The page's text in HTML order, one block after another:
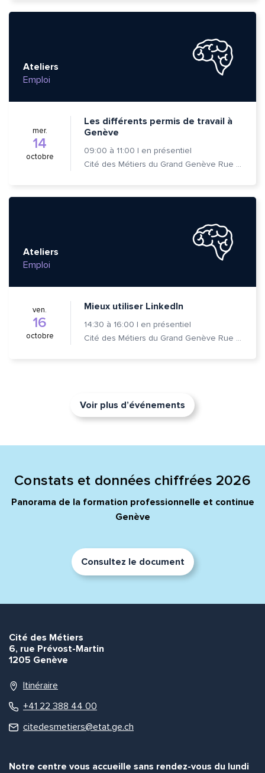
Ateliers
Emploi
mer.
14
octobre
Les différents permis de travail à
Genève
09:00 à 11:00 | en présentiel
Cité des Métiers du Grand Genève Rue Prévost-Martin 6 1205 Genève
Ateliers
Emploi
ven.
16
octobre
Mieux utiliser LinkedIn
14:30 à 16:00 | en présentiel
Cité des Métiers du Grand Genève Rue Prévost-Martin 6 1205 Genève
Voir plus d’événements
Constats et données chiffrées 2026
Panorama de la formation professionnelle et continue
Genève
Consultez le document
Cité des Métiers
6, rue Prévost-Martin
1205 Genève
Itinéraire
+41 22 388 44 00
citedesmetiers@etat.ge.ch
Notre centre vous accueille sans rendez-vous du lundi